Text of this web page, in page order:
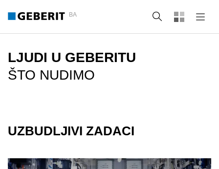
BA Tražilica
LJUDI U GEBERITU
ŠTO NUDIMO
UZBUDLJIVI ZADACI